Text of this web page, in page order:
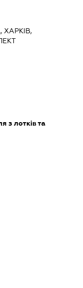
ХАРКІВ,
з лотків та